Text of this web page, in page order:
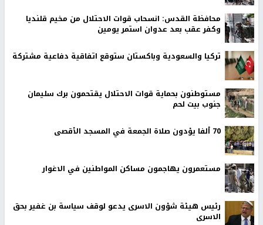
محافظة القدس: انسحاب قوات الاحتلال من مخيم قلنديا
وكفر عقب بعد عدوان استمر يومين
تركيا والسعودية وباكستان ستوقع اتفاقية دفاعية مشتركة
مستوطنون بحماية قوات الاحتلال يقتحمون برك سليمان
جنوب بيت لحم
70 ألفا يؤدون صلاة الجمعة في المسجد الأقصى
مستعمرون يهاجمون مساكن المواطنين في الاغوار
رئيس هيئة شؤون الاسرى يدعو لوقف سياسة بن غفير بحق
الاسرى